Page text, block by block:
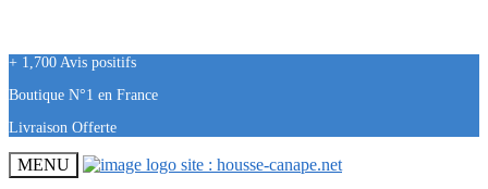
+ 1,700 Avis positifs
Boutique N°1 en France
Livraison Offerte
MENU